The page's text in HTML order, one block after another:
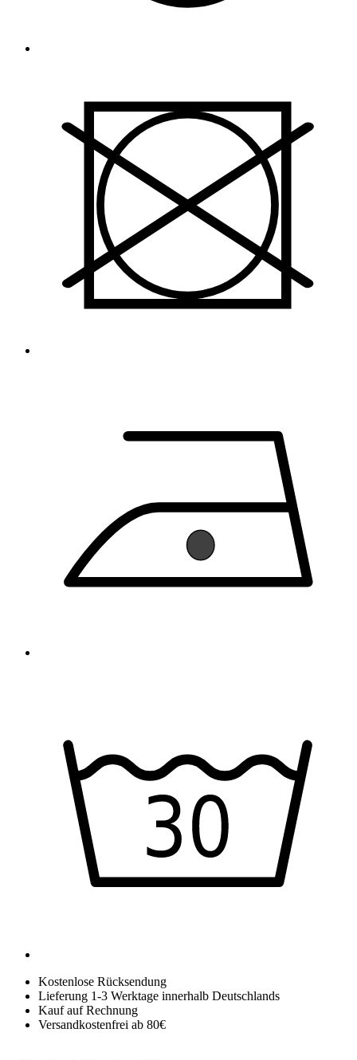
Kostenlose Rücksendung
Lieferung 1-3 Werktage innerhalb Deutschlands
Kauf auf Rechnung
Versandkostenfrei ab 80€